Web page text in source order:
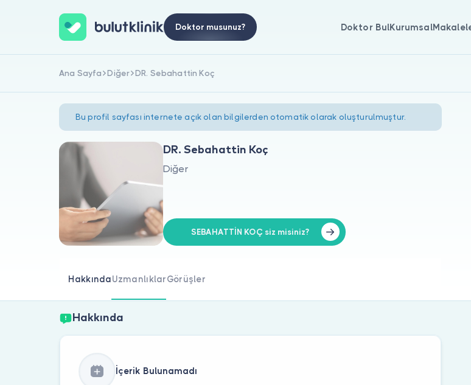
Doktor musunuz? Doktor BulKurumsal
Ana Sayfa Diğer DR. Sebahattin Koç
Bu profil sayfası internete açık olan bilgilerden otomatik olarak oluşturulmuştur.
DR. Sebahattin Koç
Diğer
SEBAHATTİN KOÇ siz misiniz?
HakkındaUzmanlıklarGörüşler
Hakkında
İçerik Bulunamadı